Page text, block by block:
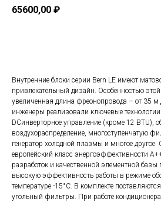
65600,00 ₽
Внутренние блоки серии Bern LE имеют
привлекательный дизайн. Особенностью
увеличенная длина фреонопровода – от 35
инженеры реализовали ключевые
DCинверторное управление (кроме 12 BTU),
воздухораспределение, многоступенчатую
генератор холодной плазмы и многое
европейский класс энергоэффективности
разработок и качественной элементной
высокую эффективность работы в режиме
температуре -15°С. В комплекте
угольный фильтры. При работе